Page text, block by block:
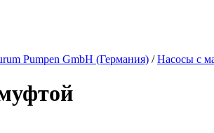
Pumpen GmbH (Германия) /Насосы с